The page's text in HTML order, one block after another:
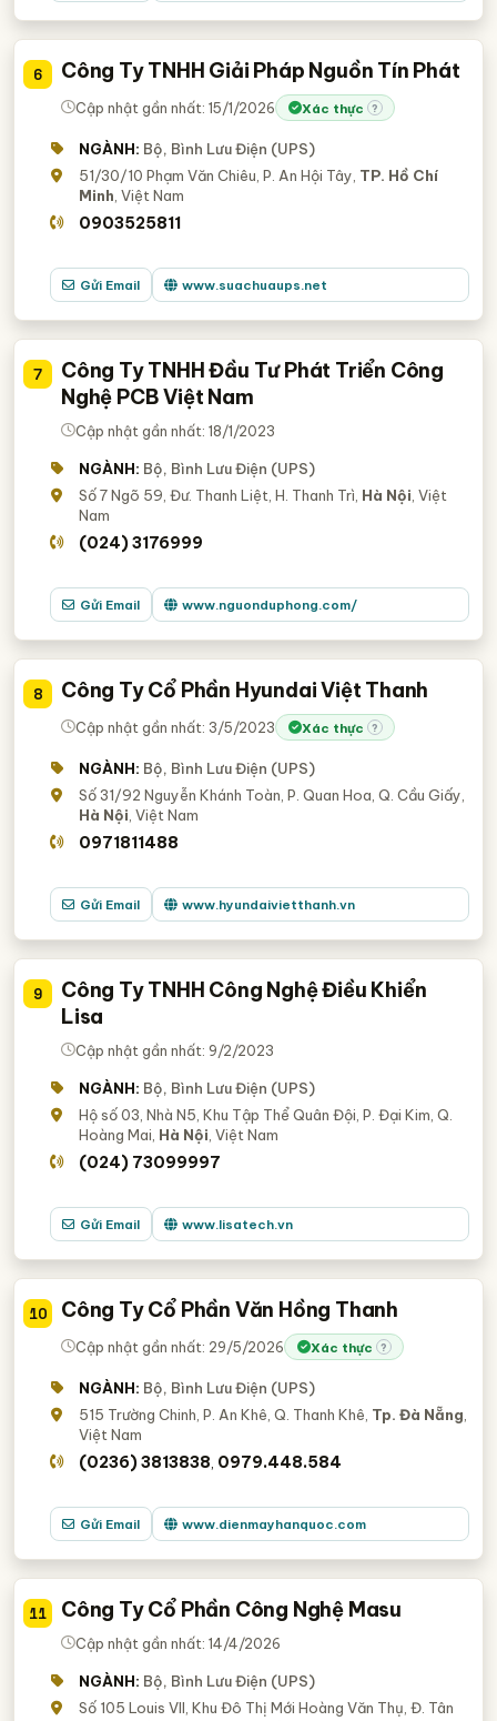
6 Công Ty TNHH Giải Pháp Nguồn Tín Phát
Cập nhật gần nhất: 15/1/2026 Xác thực ?
NGÀNH: Bộ, Bình Lưu Điện (UPS)
51/30/10 Phạm Văn Chiêu, P. An Hội Tây, TP. Hồ Chí
Minh, Việt Nam
0903525811
Gửi Email www.suachuaups.net
7
Công Ty TNHH Đầu Tư Phát Triển Công
Nghệ PCB Việt Nam
Cập nhật gần nhất: 18/1/2023
NGÀNH: Bộ, Bình Lưu Điện (UPS)
Số 7 Ngõ 59, Đư. Thanh Liệt, H. Thanh Trì, Hà Nội, Việt
Nam
(024) 3176999
Gửi Email www.nguonduphong.com/
8 Công Ty Cổ Phần Hyundai Việt Thanh
Cập nhật gần nhất: 3/5/2023 Xác thực ?
NGÀNH: Bộ, Bình Lưu Điện (UPS)
Số 31/92 Nguyễn Khánh Toàn, P. Quan Hoa, Q. Cầu Giấy,
Hà Nội, Việt Nam
0971811488
Gửi Email www.hyundaivietthanh.vn
9
Công Ty TNHH Công Nghệ Điều Khiển
Lisa
Cập nhật gần nhất: 9/2/2023
NGÀNH: Bộ, Bình Lưu Điện (UPS)
Hộ số 03, Nhà N5, Khu Tập Thể Quân Đội, P. Đại Kim, Q.
Hoàng Mai, Hà Nội, Việt Nam
(024) 73099997
Gửi Email www.lisatech.vn
10 Công Ty Cổ Phần Văn Hồng Thanh
Cập nhật gần nhất: 29/5/2026 Xác thực ?
NGÀNH: Bộ, Bình Lưu Điện (UPS)
515 Trường Chinh, P. An Khê, Q. Thanh Khê, Tp. Đà Nẵng,
Việt Nam
(0236) 3813838, 0979.448.584
Gửi Email www.dienmayhanquoc.com
11 Công Ty Cổ Phần Công Nghệ Masu
Cập nhật gần nhất: 14/4/2026
NGÀNH: Bộ, Bình Lưu Điện (UPS)
Số 105 Louis VII, Khu Đô Thị Mới Hoàng Văn Thụ, Đ. Tân